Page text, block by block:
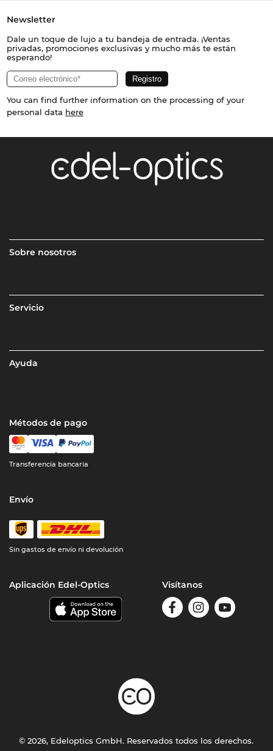
Newsletter
Dale un toque de lujo a tu bandeja de entrada. ¡Ventas
privadas, promociones exclusivas y mucho más te están
esperando!
You can find further information on the processing of your
personal data here
Sobre nosotros
Servicio
Ayuda
Métodos de pago
Transferencia bancaria
Envío
Sin gastos de envío ni devolución
Aplicación Edel-Optics Visítanos
© 2026, Edeloptics GmbH. Reservados todos los derechos.